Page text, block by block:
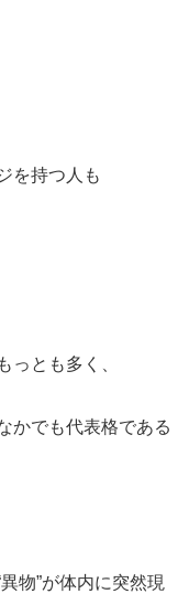
を持つ人も
っとも多く、
かでも代表格である
物”が体内に突然現